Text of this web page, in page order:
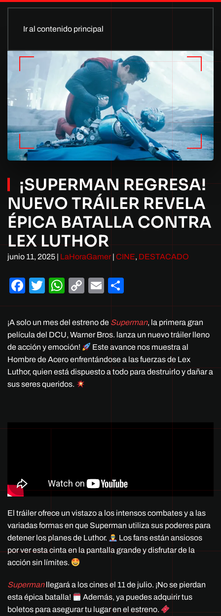
Ir al contenido principal
¡SUPERMAN REGRESA!
NUEVO TRÁILER REVELA
ÉPICA BATALLA CONTRA
LEX LUTHOR
junio 11, 2025 | LaHoraGamer | CINE, DESTACADO
Facebook
TwitterWhatsApp
Copy
Link
Email
¡A solo un mes del estreno de Superman, la primera gran
película del DCU, Warner Bros. lanza un nuevo tráiler lleno
de acción y emoción!
Este avance nos muestra al
Hombre de Acero enfrentándose a las fuerzas de Lex
Luthor, quien está dispuesto a todo para destruirlo y dañar a
sus seres queridos.
El tráiler ofrece un vistazo a los intensos combates y a las
variadas formas en que Superman utiliza sus poderes para
detener los planes de Luthor.
Los fans están ansiosos
por ver esta cinta en la pantalla grande y disfrutar de la
acción sin límites.
Supermanllegará a los cines el 11 de julio. ¡No se pierdan
esta épica batalla!
Además, ya puedes adquirir tus
boletos para asegurar tu lugar en el estreno.